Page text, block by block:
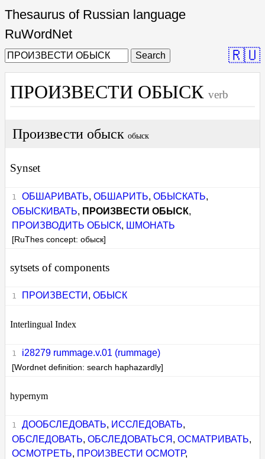
Thesaurus of Russian language
RuWordNet
Search 🇷🇺
ПРОИЗВЕСТИ ОБЫСК verb
Произвести обыск обыск
Synset
ОБШАРИВАТЬ, ОБШАРИТЬ, ОБЫСКАТЬ,
ОБЫСКИВАТЬ, ПРОИЗВЕСТИ ОБЫСК,
ПРОИЗВОДИТЬ ОБЫСК, ШМОНАТЬ
[RuThes concept: обыск]
sytsets of components
ПРОИЗВЕСТИ , ОБЫСК
Interlingual Index
i28279 rummage.v.01 (rummage)
[Wordnet definition: search haphazardly]
hypernym
ДООБСЛЕДОВАТЬ, ИССЛЕДОВАТЬ,
ОБСЛЕДОВАТЬ,ОБСЛЕДОВАТЬСЯ ,ОСМАТРИВАТЬ,
ОСМОТРЕТЬ, ПРОИЗВЕСТИ ОСМОТР,